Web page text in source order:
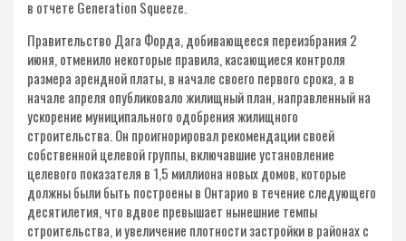
в отчете Generation Squeeze.
Правительство Дага Форда, добивающееся переизбрания 2
июня, отменило некоторые правила, касающиеся контроля
размера арендной платы, в начале своего первого срока, а в
начале апреля опубликовало жилищный план, направленный на
ускорение муниципального одобрения жилищного
строительства. Он проигнорировал рекомендации своей
собственной целевой группы, включавшие установление
целевого показателя в 1,5 миллиона новых домов, которые
должны были быть построены в Онтарио в течение следующего
десятилетия, что вдвое превышает нынешние темпы
строительства, и увеличение плотности застройки в районах с